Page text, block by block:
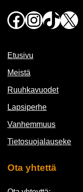
Facebook
Instagram
TikTok
X
Etusivu
Meistä
Ruuhkavuodet
Lapsiperhe
Vanhemmuus
Tietosuojalauseke
Ota yhtettä